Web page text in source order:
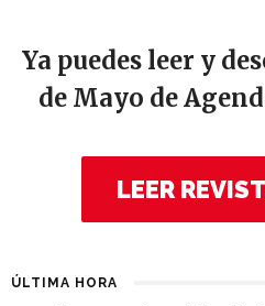
Ya puedes leer y
de Mayo de
LEER
ÚLTIMA HORA